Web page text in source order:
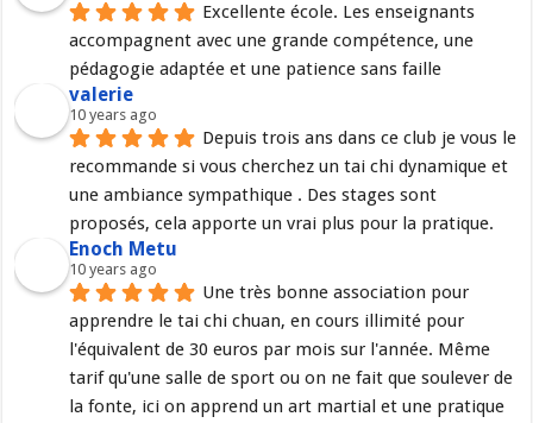
Excellente école. Les enseignants
accompagnent avec une grande compétence, une
pédagogie adaptée et une patience sans faille
valerie
10 years ago
Depuis trois ans dans ce club je vous le
recommande si vous cherchez un tai chi dynamique et
une ambiance sympathique . Des stages sont
proposés, cela apporte un vrai plus pour la pratique.
Enoch Metu
10 years ago
Une très bonne association pour
apprendre le tai chi chuan, en cours illimité pour
l'équivalent de 30 euros par mois sur l'année. Même
tarif qu'une salle de sport ou on ne fait que soulever de
la fonte, ici on apprend un art martial et une pratique